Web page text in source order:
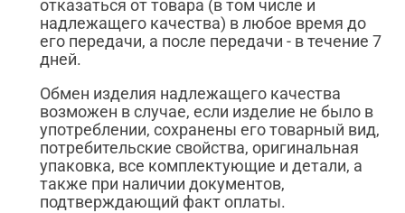
отказаться от товара (в том числе и
надлежащего качества) в любое время до
его передачи, а после передачи - в течение 7
дней.
Обмен изделия надлежащего качества
возможен в случае, если изделие не было в
употреблении, сохранены его товарный вид,
потребительские свойства, оригинальная
упаковка, все комплектующие и детали, а
также при наличии документов,
подтверждающий факт оплаты.